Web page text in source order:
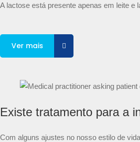
A lactose está presente apenas em leite
Ver mais
Existe tratamento para a
Com alguns ajustes no nosso estilo de